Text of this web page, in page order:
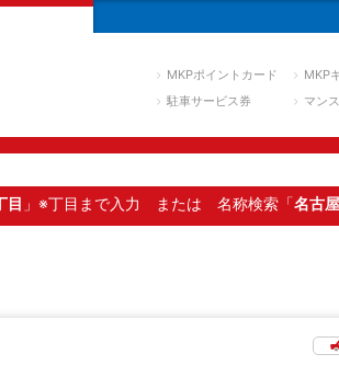
MKPポイントカード
MKP
駐車サービス券
マン
目 」※丁目まで入力 または 名称検索「名古